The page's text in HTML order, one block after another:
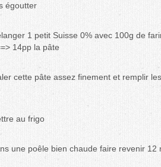
égoutter
1 petit Suisse 0% avec 100g de
14pp la pâte
cette pâte assez finement et remplir
au frigo
une poêle bien chaude faire revenir